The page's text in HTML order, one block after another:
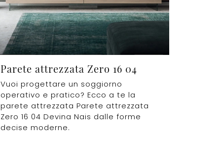
Parete attrezzata Zero 16 04
Vuoi progettare un soggiorno
operativo e pratico? Ecco a te la
parete attrezzata Parete attrezzata
Zero 16 04 Devina Nais dalle forme
decise moderne.